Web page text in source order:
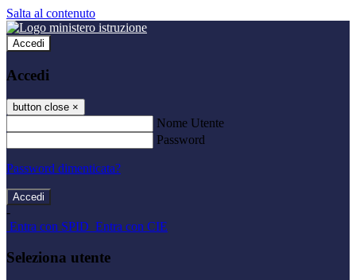
Salta al contenuto
Accedi
Accedi
button close ×
Nome Utente
Password
Password dimenticata?
-
Entra con SPID Entra con CIE
Seleziona utente